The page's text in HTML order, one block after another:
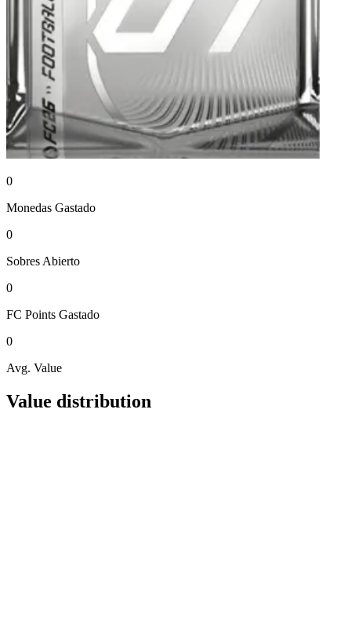
0
Monedas Gastado
0
Sobres Abierto
0
FC Points Gastado
0
Avg. Value
Value distribution